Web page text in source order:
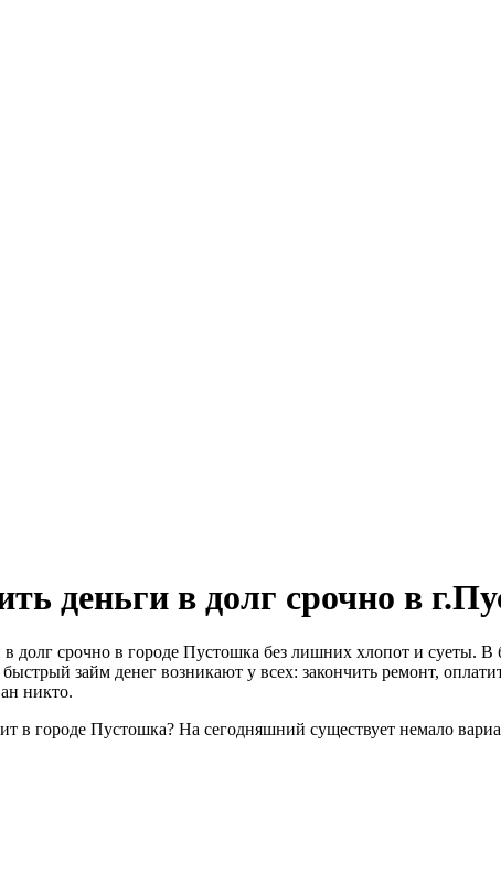
деньги в долг срочно в
долг срочно в городе Пустошка без лишних хлопот и суеты.
займ денег возникают у всех: закончить ремонт,
никто.
в городе Пустошка? На сегодняшний существует немало